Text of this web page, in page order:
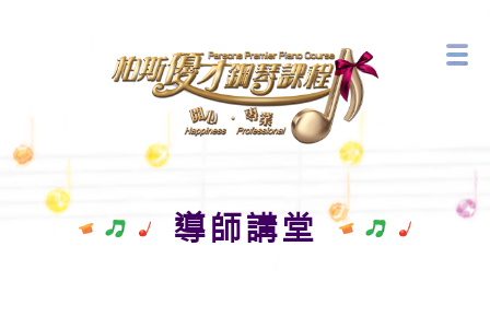
最新活動
音樂藝術中心
導師講堂